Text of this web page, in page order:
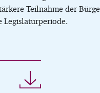
Teilnahme der
Legislaturperiode.